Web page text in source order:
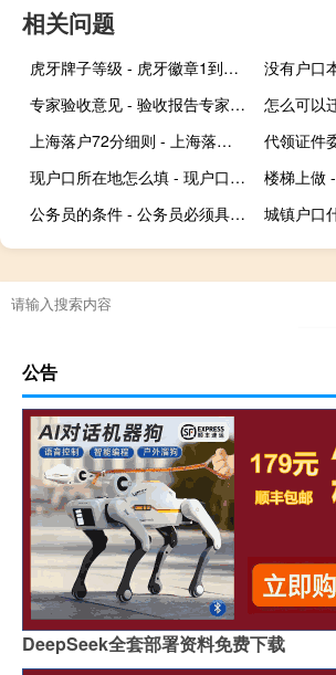
相关问题
虎牙牌子等级 - 虎牙徽章1到30价格表
专家验收意见 - 验收报告专家意见
上海落户72分细则 - 上海落户72分细则计算器
现户口所在地怎么填 - 现户口所在地怎么填示范
楼梯上做
公务员的条件 - 公务员必须具备的条件有
公告
DeepSeek全套部署资料免费下载